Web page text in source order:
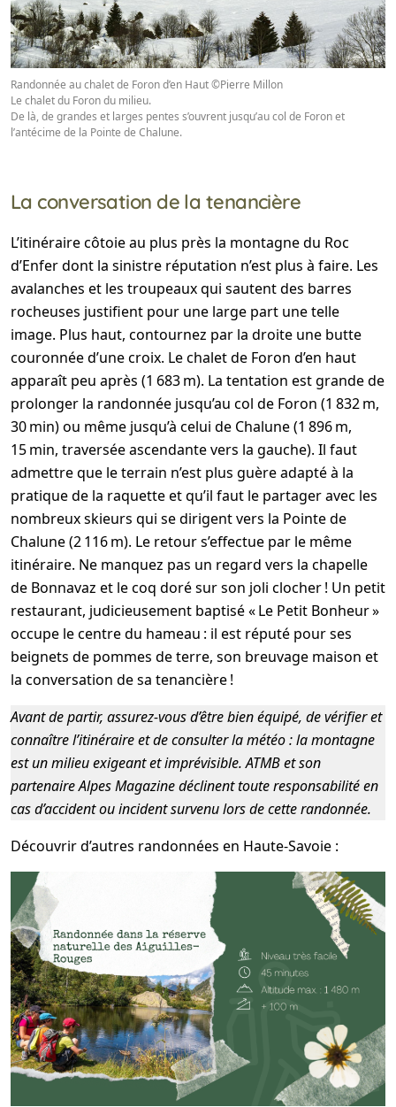
Randonnée au chalet de Foron d’en Haut ©Pierre Millon
Le chalet du Foron du milieu.
De là, de grandes et larges pentes s’ouvrent jusqu’au col de Foron et
l’antécime de la Pointe de Chalune.
La conversation de la tenancière
L’itinéraire côtoie au plus près la montagne du Roc
d’Enfer dont la sinistre réputation n’est plus à faire. Les
avalanches et les troupeaux qui sautent des barres
rocheuses justifient pour une large part une telle
image. Plus haut, contournez par la droite une butte
couronnée d’une croix. Le chalet de Foron d’en haut
apparaît peu après (1 683 m). La tentation est grande de
prolonger la randonnée jusqu’au col de Foron (1 832 m,
30 min) ou même jusqu’à celui de Chalune (1 896 m,
15 min, traversée ascendante vers la gauche). Il faut
admettre que le terrain n’est plus guère adapté à la
pratique de la raquette et qu’il faut le partager avec les
nombreux skieurs qui se dirigent vers la Pointe de
Chalune (2 116 m). Le retour s’effectue par le même
itinéraire. Ne manquez pas un regard vers la chapelle
de Bonnavaz et le coq doré sur son joli clocher ! Un petit
restaurant, judicieusement baptisé « Le Petit Bonheur »
occupe le centre du hameau : il est réputé pour ses
beignets de pommes de terre, son breuvage maison et
la conversation de sa tenancière !
Avant de partir, assurez-vous d’être bien équipé, de vérifier et
connaître l’itinéraire et de consulter la météo : la montagne
est un milieu exigeant et imprévisible. ATMB et son
partenaire Alpes Magazine déclinent toute responsabilité en
cas d’accident ou incident survenu lors de cette randonnée.
Découvrir d’autres randonnées en Haute-Savoie :